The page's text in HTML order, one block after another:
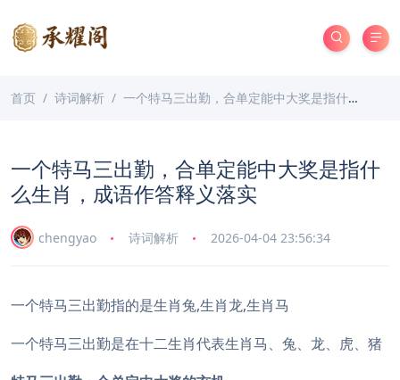
首页 诗词解析 一个特马三出勤，合单定能中大奖是指什么生肖，成语作答释义落实
一个特马三出勤，合单定能中大奖是指什
么生肖，成语作答释义落实
chengyao 诗词解析 2026-04-04 23:56:34
一个特马三出勤指的是生肖兔,生肖龙,生肖马
一个特马三出勤是在十二生肖代表生肖马、兔、龙、虎、猪